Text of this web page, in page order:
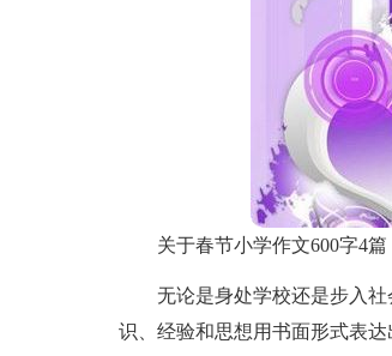
关于春节小学作文600字4篇
无论是身处学校还是步入
识、经验和思想用书面形式表